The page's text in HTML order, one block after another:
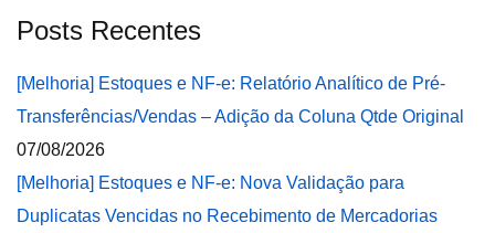
Posts Recentes
[Melhoria] Estoques e NF-e: Relatório Analítico de Pré-
Transferências/Vendas – Adição da Coluna Qtde Original
07/08/2026
[Melhoria] Estoques e NF-e: Nova Validação para
Duplicatas Vencidas no Recebimento de Mercadorias